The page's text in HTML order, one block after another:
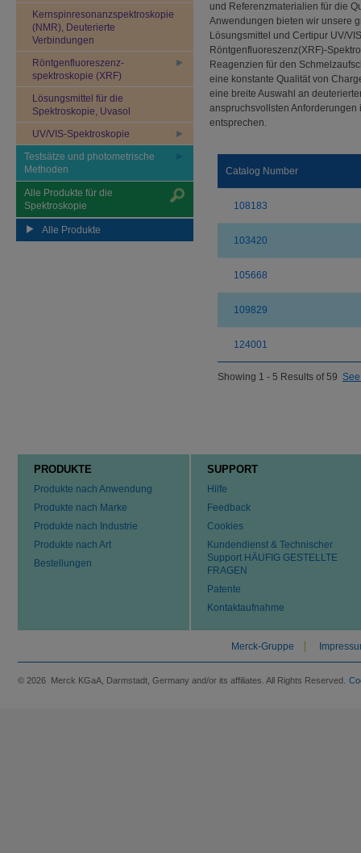
Kernspinresonanzspektroskopie
(NMR), Deuterierte
Verbindungen
Röntgenfluoreszenz-
spektroskopie (XRF)
Lösungsmittel für die
Spektroskopie, Uvasol
UV/VIS-Spektroskopie
Testsätze und photometrische
Methoden
Alle Produkte für die
Spektroskopie
Alle Produkte
und Referenzmaterialien für die
Anwendungen bieten wir unsere
Lösungsmittel und Certipur UV/
Röntgenfluoreszenz(XRF)-
Reagenzien für den
eine konstante Qualität von
eine breite Auswahl an
anspruchsvollsten
entsprechen.
Catalog Number
108183
103420
105668
109829
124001
Showing 1 - 5 Results of 59
PRODUKTE
Produkte nach Anwendung
Produkte nach Marke
Produkte nach Industrie
Produkte nach Art
Bestellungen
SUPPORT
Hilfe
Feedback
Cookies
Kundendienst & Technischer
Support HÄUFIG GESTELLTE
FRAGEN
Patente
Kontaktaufnahme
Merck-Gruppe
© 2026 Merck KGaA, Darmstadt, Germany and/or its affiliates. All Rights Reserved.